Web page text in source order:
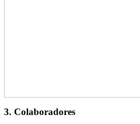
3. Colaboradores